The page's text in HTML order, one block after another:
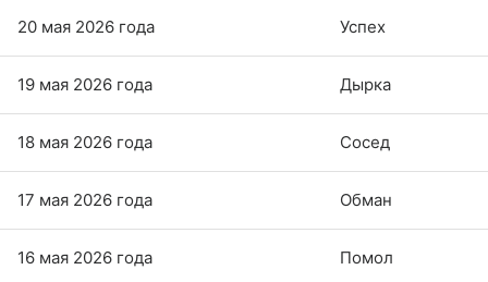
20 мая 2026 года Успех
19 мая 2026 года Дырка
18 мая 2026 года Сосед
17 мая 2026 года Обман
16 мая 2026 года Помол